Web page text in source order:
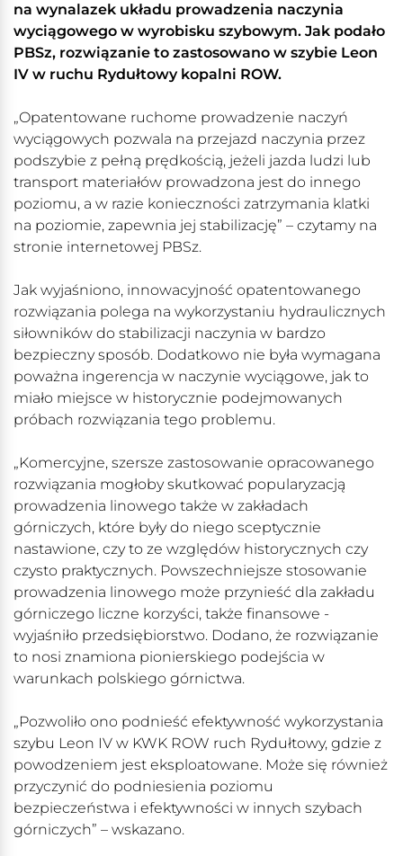
na wynalazek układu prowadzenia naczynia
wyciągowego w wyrobisku szybowym. Jak podało
PBSz, rozwiązanie to zastosowano w szybie Leon
IV w ruchu Rydułtowy kopalni ROW.
„Opatentowane ruchome prowadzenie naczyń
wyciągowych pozwala na przejazd naczynia przez
podszybie z pełną prędkością, jeżeli jazda ludzi lub
transport materiałów prowadzona jest do innego
poziomu, a w razie konieczności zatrzymania klatki
na poziomie, zapewnia jej stabilizację” – czytamy na
stronie internetowej PBSz.
Jak wyjaśniono, innowacyjność opatentowanego
rozwiązania polega na wykorzystaniu hydraulicznych
siłowników do stabilizacji naczynia w bardzo
bezpieczny sposób. Dodatkowo nie była wymagana
poważna ingerencja w naczynie wyciągowe, jak to
miało miejsce w historycznie podejmowanych
próbach rozwiązania tego problemu.
„Komercyjne, szersze zastosowanie opracowanego
rozwiązania mogłoby skutkować popularyzacją
prowadzenia linowego także w zakładach
górniczych, które były do niego sceptycznie
nastawione, czy to ze względów historycznych czy
czysto praktycznych. Powszechniejsze stosowanie
prowadzenia linowego może przynieść dla zakładu
górniczego liczne korzyści, także finansowe -
wyjaśniło przedsiębiorstwo. Dodano, że rozwiązanie
to nosi znamiona pionierskiego podejścia w
warunkach polskiego górnictwa.
„Pozwoliło ono podnieść efektywność wykorzystania
szybu Leon IV w KWK ROW ruch Rydułtowy, gdzie z
powodzeniem jest eksploatowane. Może się również
przyczynić do podniesienia poziomu
bezpieczeństwa i efektywności w innych szybach
górniczych” – wskazano.